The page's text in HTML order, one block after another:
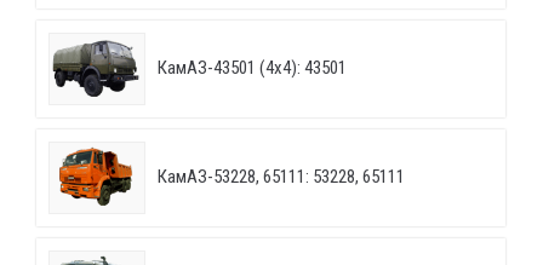
КамАЗ-43501 (4х4): 43501
КамАЗ-53228, 65111: 53228, 65111